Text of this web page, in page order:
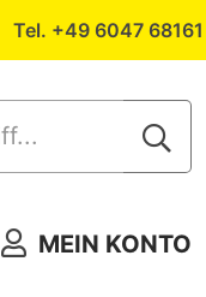
Tel. +49 6047 68161
MEIN KONTO